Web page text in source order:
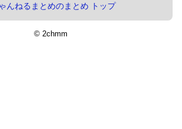
んねるまとめのまとめ トップ
© 2chmm